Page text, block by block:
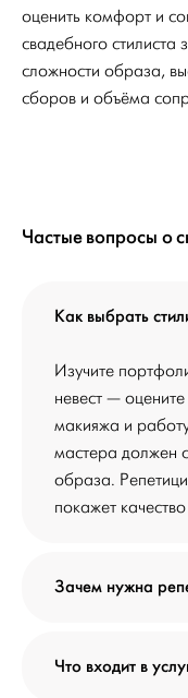
оценить комфорт и
свадебного стилиста
сложности образа,
сборов и объёма
Частые вопросы о
Как выбрать
Изучите
невест — оцените
макияжа и
мастера должен
образа.
покажет
Зачем нужна
Что входит в